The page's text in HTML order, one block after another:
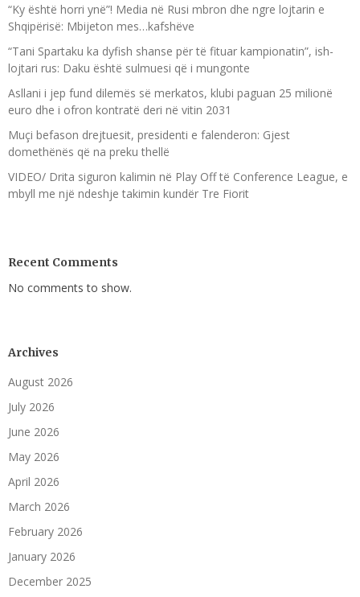
“Ky është horri ynë”! Media në Rusi mbron dhe ngre lojtarin e
Shqipërisë: Mbijeton mes…kafshëve
“Tani Spartaku ka dyfish shanse për të fituar kampionatin”, ish-
lojtari rus: Daku është sulmuesi që i mungonte
Asllani i jep fund dilemës së merkatos, klubi paguan 25 milionë
euro dhe i ofron kontratë deri në vitin 2031
Muçi befason drejtuesit, presidenti e falenderon: Gjest
domethënës që na preku thellë
VIDEO/ Drita siguron kalimin në Play Off të Conference League, e
mbyll me një ndeshje takimin kundër Tre Fiorit
Recent Comments
No comments to show.
Archives
August 2026
July 2026
June 2026
May 2026
April 2026
March 2026
February 2026
January 2026
December 2025